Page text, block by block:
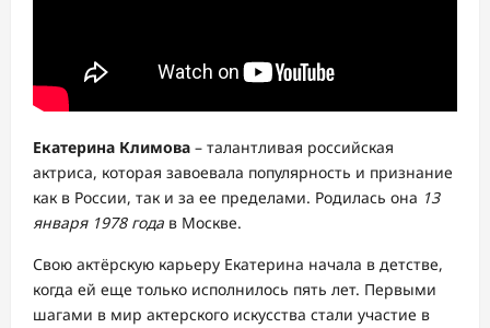
Екатерина Климова – талантливая российская
актриса, которая завоевала популярность и признание
как в России, так и за ее пределами. Родилась она 13
января 1978 года в Москве.
Свою актёрскую карьеру Екатерина начала в детстве,
когда ей еще только исполнилось пять лет. Первыми
шагами в мир актерского искусства стали участие в